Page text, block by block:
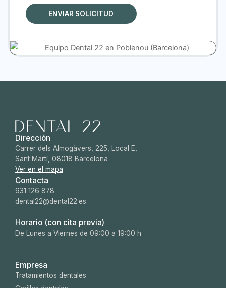
Dirección
Carrer dels Almogàvers, 225, Local E,
Sant Martí, 08018 Barcelona
Ver en el mapa
Contacta
931 126 878
dental22@dental22.es
Horario (con cita previa)
De Lunes a Viernes de 09:00 a 19:00 h
Empresa
Tratamientos dentales